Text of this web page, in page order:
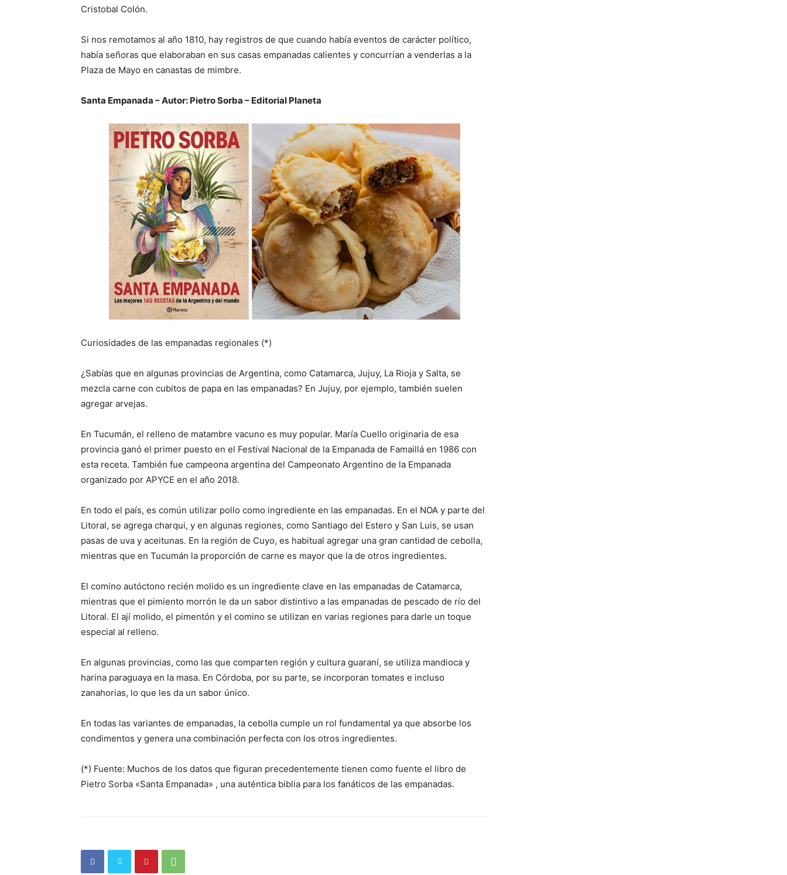
Cristobal Colón.
Si nos remotamos al año 1810, hay registros de que cuando había eventos de carácter político,
había señoras que elaboraban en sus casas empanadas calientes y concurrían a venderlas a la
Plaza de Mayo en canastas de mimbre.
Santa Empanada – Autor: Pietro Sorba – Editorial Planeta
Curiosidades de las empanadas regionales (*)
¿Sabías que en algunas provincias de Argentina, como Catamarca, Jujuy, La Rioja y Salta, se
mezcla carne con cubitos de papa en las empanadas? En Jujuy, por ejemplo, también suelen
agregar arvejas.
En Tucumán, el relleno de matambre vacuno es muy popular. María Cuello originaria de esa
provincia ganó el primer puesto en el Festival Nacional de la Empanada de Famaillá en 1986 con
esta receta. También fue campeona argentina del Campeonato Argentino de la Empanada
organizado por APYCE en el año 2018.
En todo el país, es común utilizar pollo como ingrediente en las empanadas. En el NOA y parte del
Litoral, se agrega charqui, y en algunas regiones, como Santiago del Estero y San Luis, se usan
pasas de uva y aceitunas. En la región de Cuyo, es habitual agregar una gran cantidad de cebolla,
mientras que en Tucumán la proporción de carne es mayor que la de otros ingredientes.
El comino autóctono recién molido es un ingrediente clave en las empanadas de Catamarca,
mientras que el pimiento morrón le da un sabor distintivo a las empanadas de pescado de río del
Litoral. El ají molido, el pimentón y el comino se utilizan en varias regiones para darle un toque
especial al relleno.
En algunas provincias, como las que comparten región y cultura guaraní, se utiliza mandioca y
harina paraguaya en la masa. En Córdoba, por su parte, se incorporan tomates e incluso
zanahorias, lo que les da un sabor único.
En todas las variantes de empanadas, la cebolla cumple un rol fundamental ya que absorbe los
condimentos y genera una combinación perfecta con los otros ingredientes.
(*) Fuente: Muchos de los datos que figuran precedentemente tienen como fuente el libro de
Pietro Sorba «Santa Empanada» , una auténtica biblia para los fanáticos de las empanadas.